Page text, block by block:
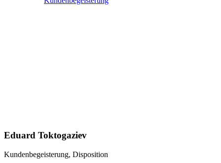
Eduard Toktogaziev
Kundenbegeisterung, Disposition